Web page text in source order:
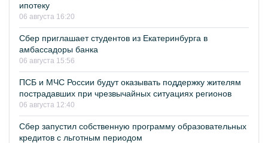
ипотеку
06 августа 16:20
Сбер приглашает студентов из Екатеринбурга в
амбассадоры банка
06 августа 15:56
ПСБ и МЧС России будут оказывать поддержку жителям
пострадавших при чрезвычайных ситуациях регионов
06 августа 12:40
Сбер запустил собственную программу образовательных
кредитов с льготным периодом